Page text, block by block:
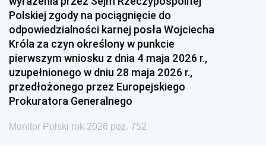
Polskiej zgody na pociągnięcie do
odpowiedzialności karnej posła Wojciecha
Króla za czyn określony w punkcie
pierwszym wniosku z dnia 4 maja 2026 r.,
uzupełnionego w dniu 28 maja 2026 r.,
przedłożonego przez Europejskiego
Prokuratora Generalnego
Monitor Polski rok 2026 poz. 752